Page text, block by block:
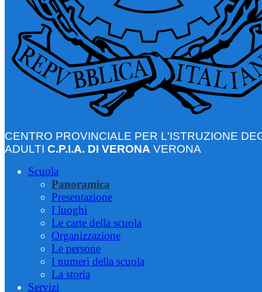
CENTRO PROVINCIALE PER L'ISTRUZIONE
ADULTI C.P.I.A. DI VERONA VERONA
Scuola
Panoramica
Presentazione
I luoghi
Le carte della scuola
Organizzazione
Le persone
I numeri della scuola
La storia
Servizi